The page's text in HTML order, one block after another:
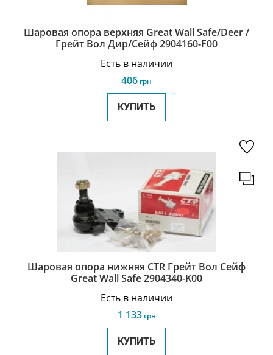
Шаровая опора верхняя Great Wall Safe/Deer /
Грейт Вол Дир/Сейф 2904160-F00
Есть в наличии
406 грн
КУПИТЬ
Шаровая опора нижняя CTR Грейт Вол Сейф
Great Wall Safe 2904340-K00
Есть в наличии
1 133грн
КУПИТЬ